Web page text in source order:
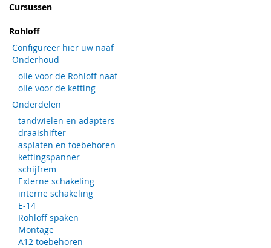
Cursussen
Rohloff
Configureer hier uw naaf
Onderhoud
olie voor de Rohloff naaf
olie voor de ketting
Onderdelen
tandwielen en adapters
draaishifter
asplaten en toebehoren
kettingspanner
schijfrem
Externe schakeling
interne schakeling
E-14
Rohloff spaken
Montage
A12 toebehoren